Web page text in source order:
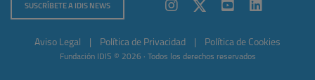
SUSCRÍBETE A IDIS NEWS
Aviso Legal Política de Privacidad Política de Cookies
Fundación IDIS © 2026 · Todos los derechos reservados